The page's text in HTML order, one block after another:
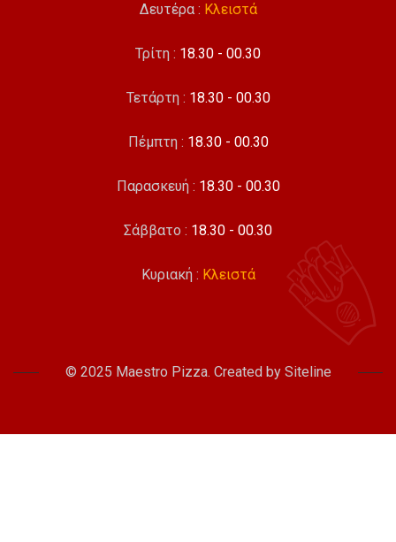
Δευτέρα : Κλειστά
Τρίτη : 18.30 - 00.30
Τετάρτη : 18.30 - 00.30
Πέμπτη : 18.30 - 00.30
Παρασκευή : 18.30 - 00.30
Σάββατο : 18.30 - 00.30
Κυριακή : Κλειστά
© 2025 Maestro Pizza. Created by Siteline